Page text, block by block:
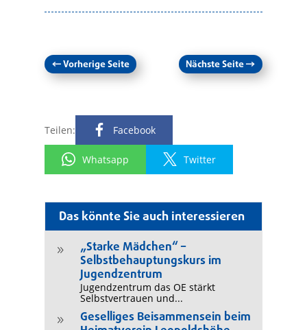
Das könnte Sie auch interessieren
9
„Starke Mädchen“ –
Selbstbehauptungskurs im
Jugendzentrum
Jugendzentrum das OE stärkt
Selbstvertrauen und...
9
Geselliges Beisammensein beim
←Vorherige Seite Nächste Seite→
Teilen: Facebook
Whatsapp Twitter